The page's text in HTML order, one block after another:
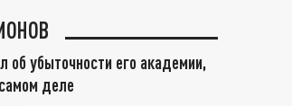
об убыточности его академии,
деле